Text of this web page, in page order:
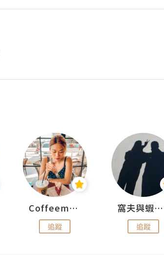
Coffeemeetjojo
追蹤
窩夫與蝦子餅
追蹤